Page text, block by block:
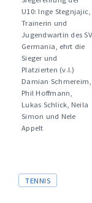
U10: Inge Stegnjajic,
Trainerin und
Jugendwartin des SV
Germania, ehrt die
Sieger und
Platzierten (v.l.)
Damian Schmereim,
Phil Hoffmann,
Lukas Schlick, Neila
Simon und Nele
Appelt
Tags
TENNIS